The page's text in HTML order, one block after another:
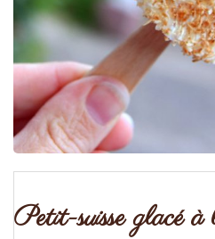
Petit-suisse glacé à